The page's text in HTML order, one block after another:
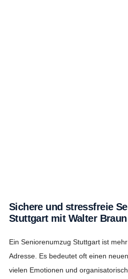
Sichere und stressfreie
Stuttgart mit Walter
Ein Seniorenumzug Stuttgart ist
Adresse. Es bedeutet oft einen
vielen Emotionen und